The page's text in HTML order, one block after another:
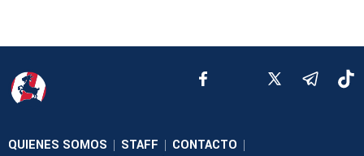
QUIENES SOMOS | STAFF | CONTACTO |